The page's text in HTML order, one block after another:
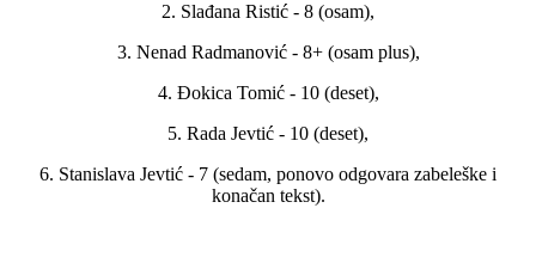
2. Slađana Ristić - 8 (osam),
3. Nenad Radmanović - 8+ (osam plus),
4. Đokica Tomić - 10 (deset),
5. Rada Jevtić - 10 (deset),
6. Stanislava Jevtić - 7 (sedam, ponovo odgovara zabeleške i
konačan tekst).